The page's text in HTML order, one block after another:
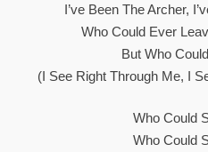
I’ve Been The Archer,
Who Could Ever
But Who
(I See Right Through Me, I
Who Could
Who Could